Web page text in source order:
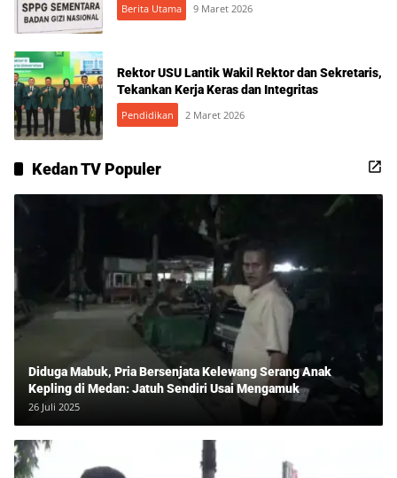
Berita Utama 9 Maret 2026
Rektor USU Lantik Wakil Rektor dan Sekretaris,
Tekankan Kerja Keras dan Integritas
Pendidikan 2 Maret 2026
Kedan TV Populer
Diduga Mabuk, Pria Bersenjata Kelewang Serang Anak
Kepling di Medan: Jatuh Sendiri Usai Mengamuk
26 Juli 2025